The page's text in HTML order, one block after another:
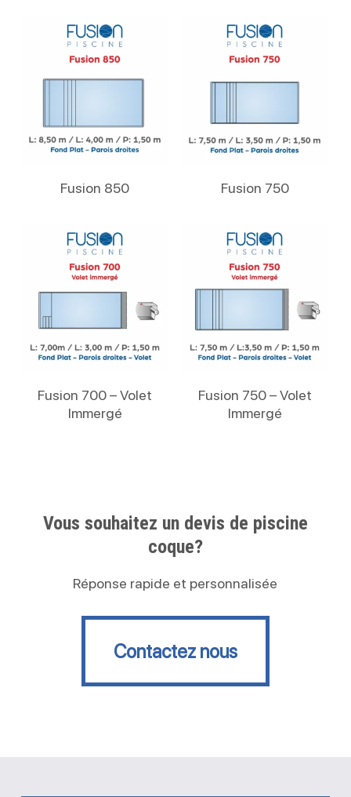
Fusion 850 Fusion 750
Fusion 700 – Volet
Immergé
Fusion 750 – Volet
Immergé
Vous souhaitez un devis de piscine
coque?
Réponse rapide et personnalisée
Contactez nous
Contactez nous